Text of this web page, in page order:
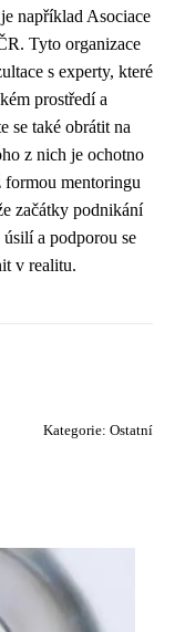
například Asociace
Tyto organizace
s experty, které
prostředí a
se také obrátit na
z nich je ochotno
formou mentoringu
začátky podnikání
a podporou se
v realitu.
Kategorie: Ostatní